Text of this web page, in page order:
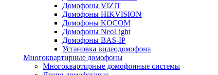
Домофоны VIZIT
Домофоны HIKVISION
Домофоны KOCOM
Домофоны NeoLight
Домофоны BAS-IP
Установка видеодомофона
Многоквартирные домофоны
Многоквартирные домофонные системы